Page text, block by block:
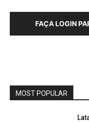
FAÇA LOGIN
MOST POPULAR